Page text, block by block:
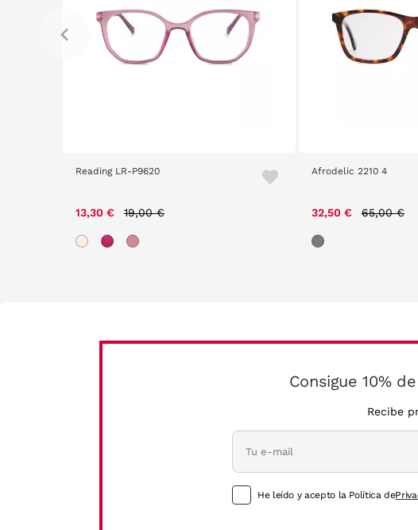
Reading LR-P9620
13,30 € 19,00 €
Afrodelic 2210 4
32,50 € 65,00 €
Consigue 10%
Recibe
He leído y acepto la Política de